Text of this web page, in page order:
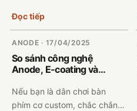
nhưng bỗng nhiên bấm 1 lần
Đọc tiếp
ANODE · 17/04/2025
So sánh công nghệ
Anode, E-coating và
CNC của bàn phím cơ
Nếu bạn là dân chơi bàn
phím cơ custom, chắc chắn